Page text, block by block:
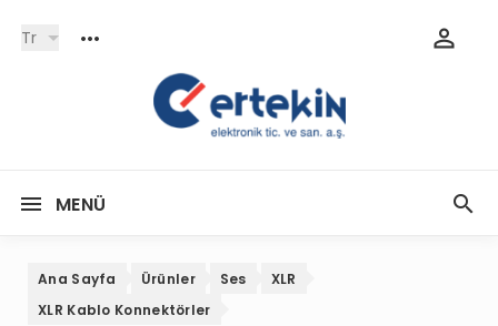
Tr
MENÜ
Ana Sayfa Ürünler Ses
XLR
XLR Kablo Konnektörler